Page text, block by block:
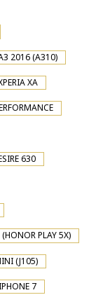
2016 (A310)
XA
630
PLAY 5X)
(J105)
7